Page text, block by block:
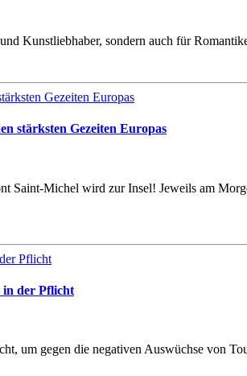
Kunstliebhaber, sondern auch für
stärksten Gezeiten Europas
Saint-Michel wird zur Insel! Jeweils am
in der Pflicht
um gegen die negativen Auswüchse von